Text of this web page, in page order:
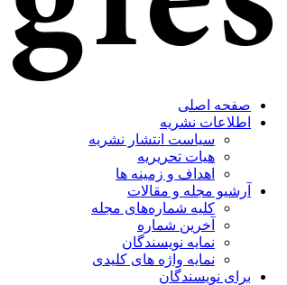
صفحه اصلی
اطلاعات نشریه
سیاست انتشار نشریه
هیات تحریریه
اهداف و زمینه ها
آرشیو مجله و مقالات
کلیه شماره‌های مجله
آخرین شماره
نمایه نویسندگان
نمایه واژه های کلیدی
برای نویسندگان